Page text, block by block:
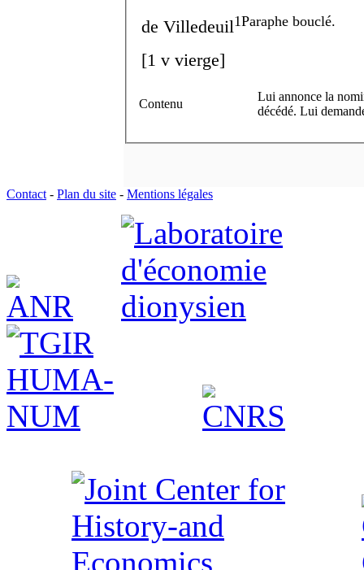
de Villedeuil1Paraphe bouclé.
[1 v vierge]
Contenu
Lui annonce la
décédé. Lui
Contact - Plan du site - Mentions légales